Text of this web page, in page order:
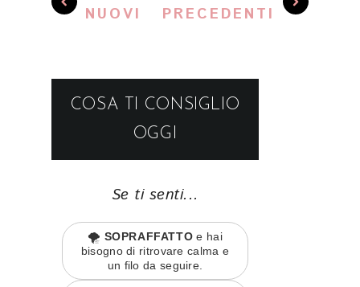
NUOVI PRECEDENTI
COSA TI CONSIGLIO
OGGI
Se ti senti...
🌪️ SOPRAFFATTO e hai
bisogno di ritrovare calma e
un filo da seguire.